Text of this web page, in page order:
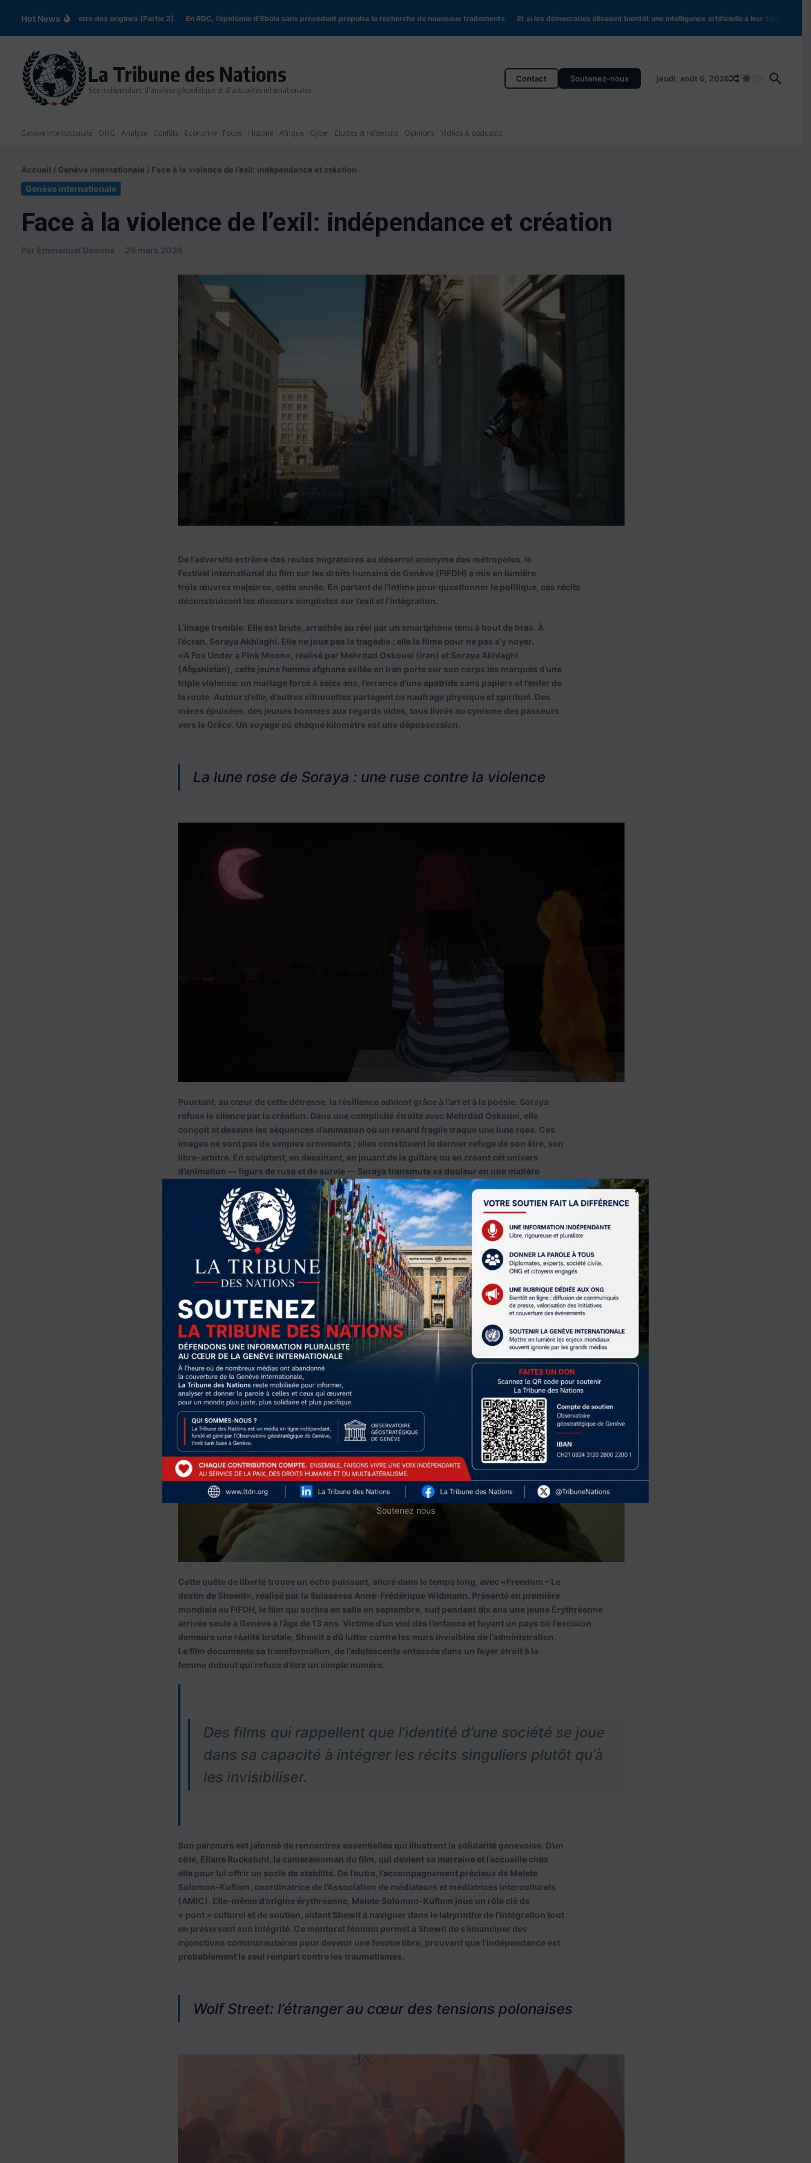
Hot News
de Kyiv: la guerre des origines (Partie 2) En RDC, l’épidémie d’Ebola sans précédent propulse la recherche de nouveaux traitements Et si les démocraties élisaient bientôt une intelligence artificielle à leur tête ?
La Tribune des Nations
Site indépendant d'analyse géopolitique et d'actualités internationales
Contact Soutenez-nous jeudi, août 6, 2026
Genève internationale ONG Analyse Conflits Economie Focus Histoire Afrique Cyber Etudes et réflexions Opinions Vidéos & podcasts
Accueil / Genève internationale / Face à la violence de l’exil: indépendance et création
Genève internationale
Face à la violence de l’exil: indépendance et création
Par Emmanuel Deonna 26 mars 2026
De l’adversité extrême des routes migratoires au désarroi anonyme des métropoles, le
Festival international du film sur les droits humains de Genève (FIFDH) a mis en lumière
trois œuvres majeures, cette année. En partant de l’intime pour questionner le politique, ces récits
déconstruisent les discours simplistes sur l’exil et l’intégration.
L’image tremble. Elle est brute, arrachée au réel par un smartphone tenu à bout de bras. À
l’écran, Soraya Akhlaghi. Elle ne joue pas la tragédie ; elle la filme pour ne pas s’y noyer.
«A Fox Under a Pink Moon», réalisé par Mehrdad Oskouei (Iran) et Soraya Akhlaghi
(Afganistan), cette jeune femme afghane exilée en Iran porte sur son corps les marques d’une
triple violence: un mariage forcé à seize ans, l’errance d’une apatride sans papiers et l’enfer de
la route. Autour d’elle, d’autres silhouettes partagent ce naufrage physique et spirituel. Des
mères épuisées, des jeunes hommes aux regards vides, tous livrés au cynisme des passeurs
vers la Grèce. Un voyage où chaque kilomètre est une dépossession.
La lune rose de Soraya : une ruse contre la violence
Pourtant, au cœur de cette détresse, la résilience advient grâce à l’art et à la poésie. Soraya
refuse le silence par la création. Dans une complicité étroite avec Mehrdad Oskouei, elle
conçoit et dessine les séquences d’animation où un renard fragile traque une lune rose. Ces
images ne sont pas de simples ornements ; elles constituent le dernier refuge de son être, son
libre-arbitre. En sculptant, en dessinant, en jouant de la guitare ou en créant cet univers
d’animation — figure de ruse et de survie — Soraya transmute sa douleur en une matière
esthétique. L’art devient ici un territoire inviolable, un espace où la protagoniste n’est plus une
« migrante » subissant un destin collectif impersonnel, mais une artiste singulière reprenant le
contrôle de sa propre vie face à l’horreur.
De l’Érythrée à Genève : le temps long de l’émancipation
Cette quête de liberté trouve un écho puissant, ancré dans le temps long, avec «Freedom – Le
destin de Shewit», réalisé par la Suissesse Anne-Frédérique Widmann. Présenté en première
mondiale au FIFDH, le film qui sortira en salle en septembre, suit pendant dix ans une jeune Érythréenne
arrivée seule à Genève à l’âge de 13 ans. Victime d’un viol dès l’enfance et fuyant un pays où l’excision
demeure une réalité brutale, Shewit a dû lutter contre les murs invisibles de l’administration.
Le film documente sa transformation, de l’adolescente entassée dans un foyer étroit à la
femme debout qui refuse d’être un simple numéro.
Des films qui rappellent que l’identité d’une société se joue
dans sa capacité à intégrer les récits singuliers plutôt qu’à
les invisibiliser.
Son parcours est jalonné de rencontres essentielles qui illustrent la solidarité genevoise. D’un
côté, Eliane Ruckstuhl, la camerawoman du film, qui devient sa marraine et l’accueille chez
elle pour lui offrir un socle de stabilité. De l’autre, l’accompagnement précieux de Melete
Solomon-Kuflom, coordinatrice de l’Association de médiateurs et médiatrices interculturels
(AMIC). Elle-même d’origine érythréenne, Melete Solomon-Kuflom joue un rôle clé de
« pont » culturel et de soutien, aidant Shewit à naviguer dans le labyrinthe de l’intégration tout
en préservant son intégrité. Ce mentorat féminin permet à Shewit de s’émanciper des
injonctions communautaires pour devenir une femme libre, prouvant que l’indépendance est
probablement le seul rempart contre les traumatismes.
Wolf Street: l’étranger au cœur des tensions polonaises
Soutenez nous
×